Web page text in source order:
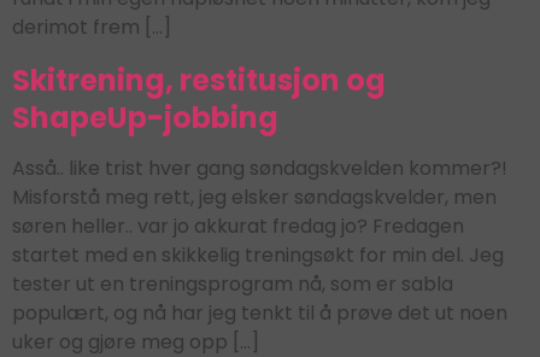
derimot frem […]
Skitrening, restitusjon og
ShapeUp-jobbing
Asså.. like trist hver gang søndagskvelden kommer?!
Misforstå meg rett, jeg elsker søndagskvelder, men
søren heller.. var jo akkurat fredag jo? Fredagen
startet med en skikkelig treningsøkt for min del. Jeg
tester ut en treningsprogram nå, som er sabla
populært, og nå har jeg tenkt til å prøve det ut noen
uker og gjøre meg opp […]